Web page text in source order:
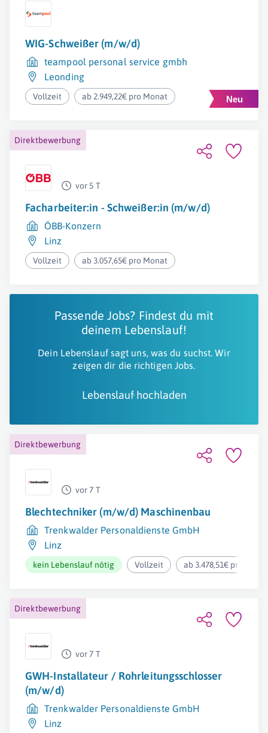
WIG-Schweißer (m/w/d)
teampool personal service gmbh
Leonding
Vollzeit ab 2.949,22€ pro Monat
Direktbewerbung
vor 5 T
Facharbeiter:in - Schweißer:in (m/w/d)
ÖBB-Konzern
Linz
Vollzeit ab 3.057,65€ pro Monat
Passende Jobs? Findest du mit
deinem Lebenslauf!
Dein Lebenslauf sagt uns, was du suchst. Wir
zeigen dir die richtigen Jobs.
Lebenslauf hochladen
Direktbewerbung
vor 7 T
Blechtechniker (m/w/d) Maschinenbau
Trenkwalder Personaldienste GmbH
Linz
kein Lebenslauf nötig Vollzeit ab 3.478,51€ pro
Direktbewerbung
vor 7 T
GWH-Installateur / Rohrleitungsschlosser
(m/w/d)
Trenkwalder Personaldienste GmbH
Linz